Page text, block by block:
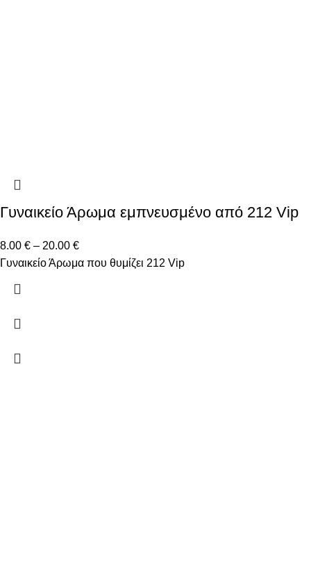
Γυναικείο Άρωμα εμπνευσμένο από 212 Vip
8.00 € – 20.00 €
Γυναικείο Άρωμα που θυμίζει 212 Vip